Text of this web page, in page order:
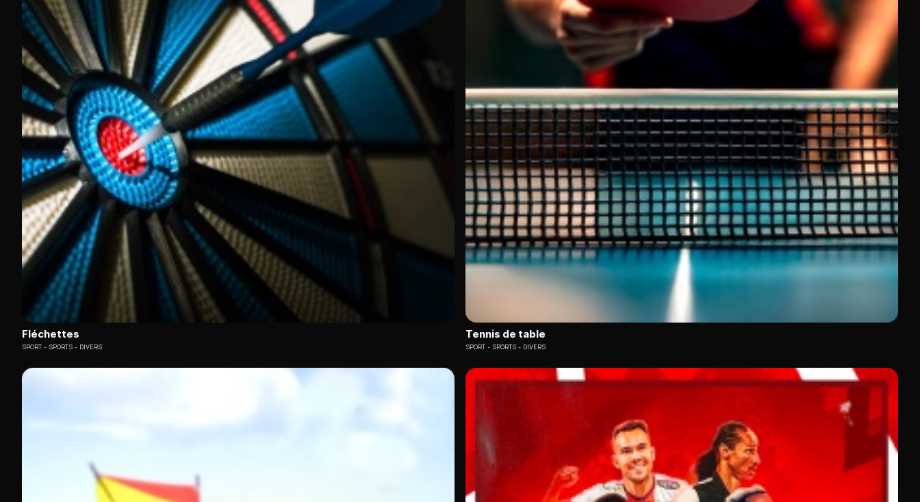
Fléchettes
SPORT SPORTS - DIVERS
Tennis de table
SPORT SPORTS - DIVERS